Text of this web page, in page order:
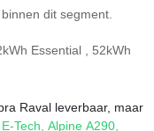
dit segment.
Essential , 52kWh
Raval leverbaar, maar
Tech, Alpine A290,